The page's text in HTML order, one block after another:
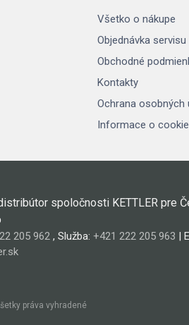
Všetko o nákupe
Objednávka servisu
Obchodné
Kontakty
Ochrana osobných
Informace o
spoločnosti KETTLER pre
205 962, Služba: +421 222 205 963 |
práva vyhradené